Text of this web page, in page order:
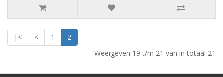
|< < 1
2
Weergeven 19 t/m 21 van in totaal 21